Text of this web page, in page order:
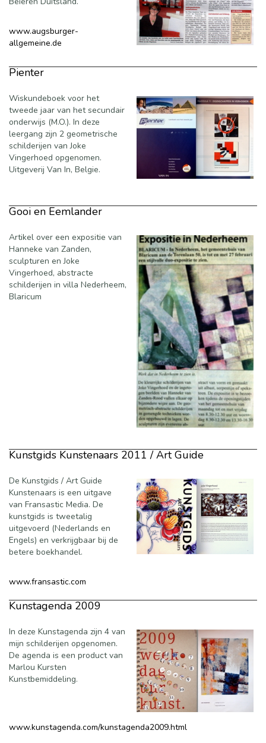
www.augsburger-
allgemeine.de
Pienter
Wiskundeboek voor het
tweede jaar van het secundair
onderwijs (M.O.). In deze
leergang zijn 2 geometrische
schilderijen van Joke
Vingerhoed opgenomen.
Uitgeverij Van In, Belgie.
Gooi en Eemlander
Artikel over een expositie van
Hanneke van Zanden,
sculpturen en Joke
Vingerhoed, abstracte
schilderijen in villa Nederheem,
Blaricum
Kunstgids Kunstenaars 2011 / Art Guide
De Kunstgids / Art Guide
Kunstenaars is een uitgave
van Fransastic Media. De
kunstgids is tweetalig
uitgevoerd (Nederlands en
Engels) en verkrijgbaar bij de
betere boekhandel.
www.fransastic.com
Kunstagenda 2009
In deze Kunstagenda zijn 4 van
mijn schilderijen opgenomen.
De agenda is een product van
Marlou Kursten
Kunstbemiddeling.
www.kunstagenda.com/kunstagenda2009.html